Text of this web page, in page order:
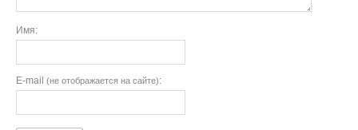
Имя:
E-mail (не отображается на сайте):